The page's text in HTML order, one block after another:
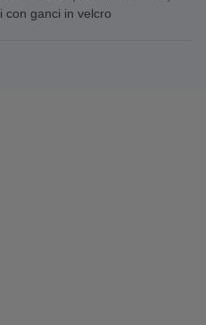
con ganci in velcro